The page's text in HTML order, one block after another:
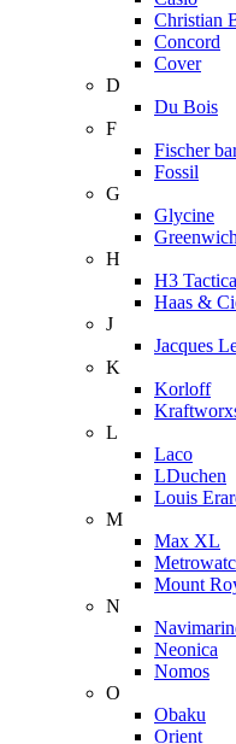
Christian
Concord
Cover
D
Du Bois
F
Fischer
Fossil
G
Glycine
Greenwich
H
H3
Haas &
J
Jacques
K
Korloff
L
Laco
LDuchen
Louis
M
Max XL
Mount
N
Neonica
Nomos
O
Obaku
Orient